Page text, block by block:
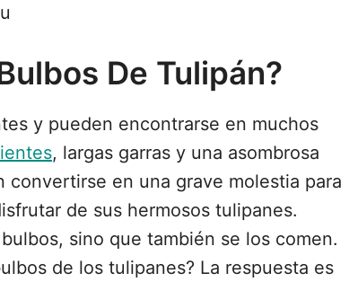
De Tulipán?
y pueden encontrarse en muchos
, largas garras y una asombrosa
convertirse en una grave molestia para
de sus hermosos tulipanes.
sino que también se los comen.
de los tulipanes? La respuesta es